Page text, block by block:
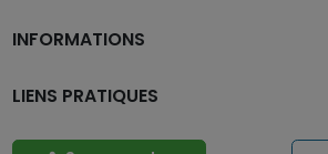
INFORMATIONS
LIENS PRATIQUES